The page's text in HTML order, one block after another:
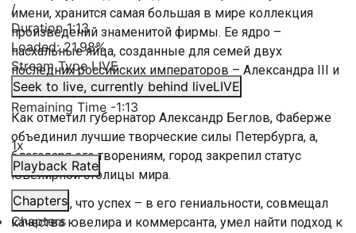
/
Duration1:13
Loaded:21.98%
Stream TypeLIVE
Seek to live, currently behind liveLIVE
Remaining Time -1:13
1x
Playback Rate
Chapters
Chapters
имени, хранится самая большая в мире коллекция
произведений знаменитой фирмы. Ее ядро –
пасхальные яйца, созданные для семей двух
последних российских императоров – Александра III и
Николая II.
Как отметил губернатор Александр Беглов, Фаберже
объединил лучшие творческие силы Петербурга, а,
благодаря его творениям, город закрепил статус
ювелирной столицы мира.
«Я думаю, что успех – в его гениальности, совмещал
качества ювелира и коммерсанта, умел найти подход к